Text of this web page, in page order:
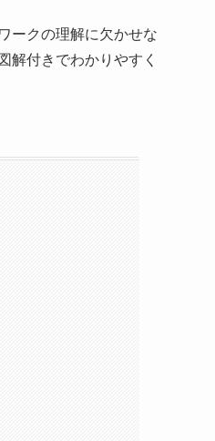
ークの理解に欠かせな
解付きでわかりやすく